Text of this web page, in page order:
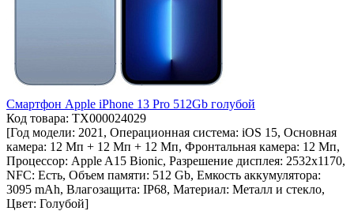
Смартфон Apple iPhone 13 Pro 512Gb голубой
Код товара: ТХ000024029
[Год модели: 2021, Операционная система: iOS 15, Основная
камера: 12 Мп + 12 Мп + 12 Мп, Фронтальная камера: 12 Мп,
Процессор: Apple A15 Bionic, Разрешение дисплея: 2532х1170,
NFC: Есть, Объем памяти: 512 Gb, Емкость аккумулятора:
3095 mAh, Влагозащита: IP68, Материал: Металл и стекло,
Цвет: Голубой]